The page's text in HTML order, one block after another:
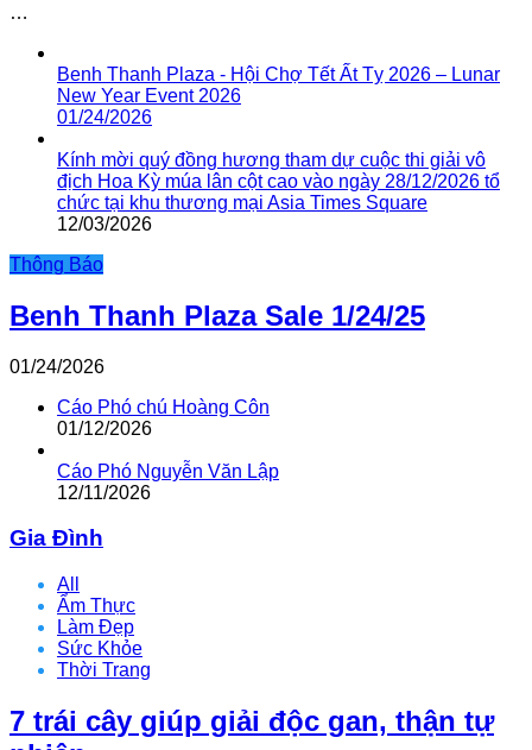
…
Benh Thanh Plaza - Hội Chợ Tết Ất Tỵ 2026 – Lunar
New Year Event 2026
01/24/2026
Kính mời quý đồng hương tham dự cuộc thi giải vô
địch Hoa Kỳ múa lân cột cao vào ngày 28/12/2026 tổ
chức tại khu thương mại Asia Times Square
12/03/2026
Thông Báo
Benh Thanh Plaza Sale 1/24/25
01/24/2026
Cáo Phó chú Hoàng Côn
01/12/2026
Cáo Phó Nguyễn Văn Lập
12/11/2026
Gia Đình
All
Ẩm Thực
Làm Đẹp
Sức Khỏe
Thời Trang
7 trái cây giúp giải độc gan, thận tự